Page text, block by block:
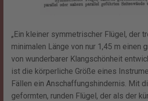
„Ein kleiner symmetrischer Flügel, der
minimalen Länge von nur 1,45 m einen
von wunderbarer Klangschönheit
ist die körperliche Größe eines
Fällen ein Anschaffungshindernis. Mit
geformten, runden Flügel, der als der